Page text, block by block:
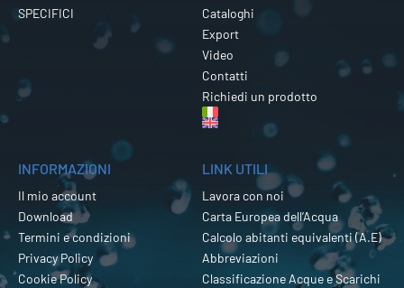
SPECIFICI
Cataloghi
Export
Video
Contatti
Richiedi un prodotto
INFORMAZIONI
Il mio account
Download
Termini e condizioni
Privacy Policy
Cookie Policy
LINK UTILI
Lavora con noi
Carta Europea dell’Acqua
Calcolo abitanti equivalenti (A.E)
Abbreviazioni
Classificazione Acque e Scarichi